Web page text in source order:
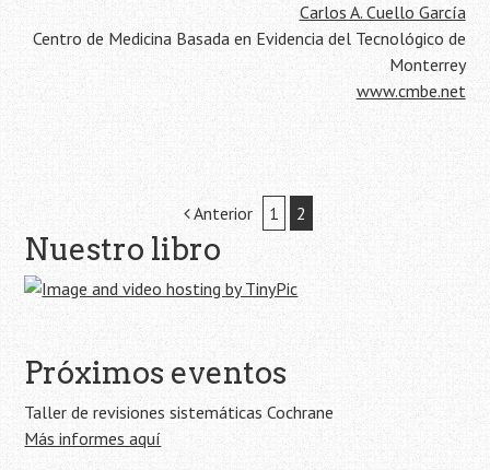
Carlos A. Cuello García
Centro de Medicina Basada en Evidencia del Tecnológico de
Monterrey
www.cmbe.net
Navegación
de
la
entrada
Anterior 1 2
Nuestro libro
Próximos eventos
Taller de revisiones sistemáticas Cochrane
Más informes aquí